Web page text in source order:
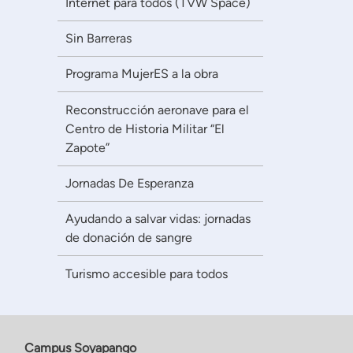
Sin Barreras
Programa MujerES a la obra
Reconstrucción aeronave para el
Centro de Historia Militar “El
Zapote”
Jornadas De Esperanza
Ayudando a salvar vidas: jornadas
de donación de sangre
Turismo accesible para todos
Campus Soyapango